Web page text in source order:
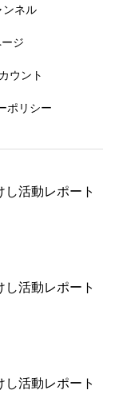
ンネル
ジ
ウント
ポリシー
活動レポート
活動レポート
活動レポート